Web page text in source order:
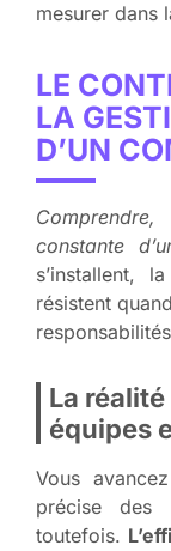
mesurer dans
LE
LA
D’UN
constante
s’installent,
résistent
La
équipes
Vous
précise des
toutefois.